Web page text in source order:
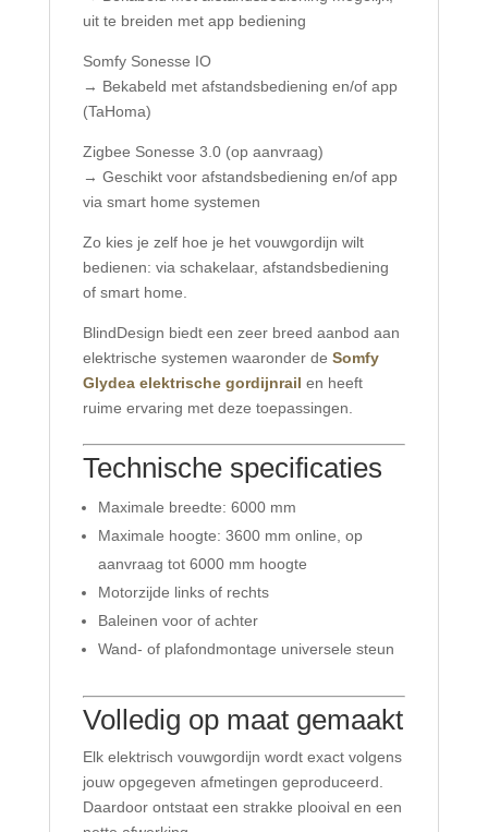
uit te breiden met app bediening
Somfy Sonesse IO
→ Bekabeld met afstandsbediening en/of app
(TaHoma)
Zigbee Sonesse 3.0 (op aanvraag)
→ Geschikt voor afstandsbediening en/of app
via smart home systemen
Zo kies je zelf hoe je het vouwgordijn wilt
bedienen: via schakelaar, afstandsbediening
of smart home.
BlindDesign biedt een zeer breed aanbod aan
elektrische systemen waaronder de Somfy
Glydea elektrische gordijnrail en heeft
ruime ervaring met deze toepassingen.
Technische specificaties
Maximale breedte: 6000 mm
Maximale hoogte: 3600 mm online, op
aanvraag tot 6000 mm hoogte
Motorzijde links of rechts
Baleinen voor of achter
Wand- of plafondmontage universele steun
Volledig op maat gemaakt
Elk elektrisch vouwgordijn wordt exact volgens
jouw opgegeven afmetingen geproduceerd.
Daardoor ontstaat een strakke plooival en een